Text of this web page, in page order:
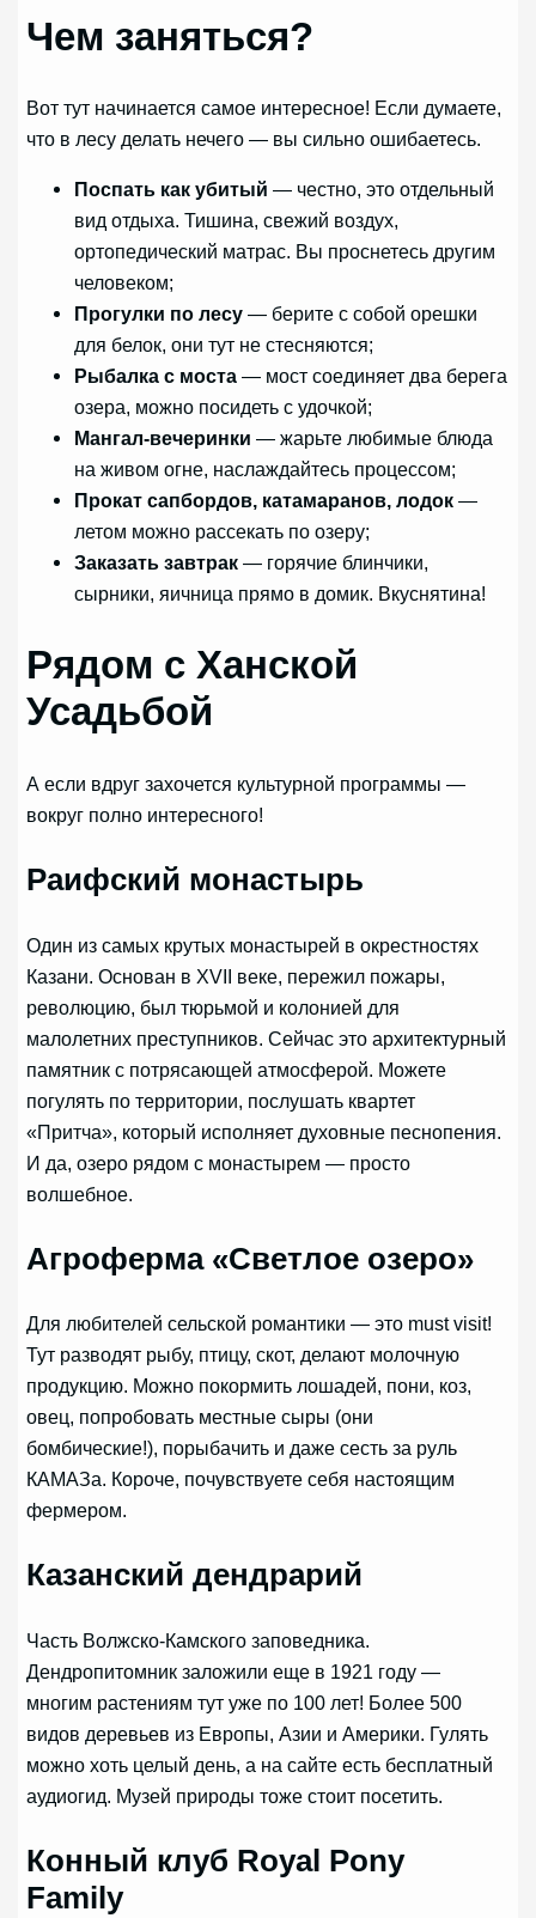
Чем заняться?
Вот тут начинается самое интересное! Если думаете,
что в лесу делать нечего — вы сильно ошибаетесь.
Поспать как убитый — честно, это отдельный
вид отдыха. Тишина, свежий воздух,
ортопедический матрас. Вы проснетесь другим
человеком;
Прогулки по лесу — берите с собой орешки
для белок, они тут не стесняются;
Рыбалка с моста — мост соединяет два берега
озера, можно посидеть с удочкой;
Мангал-вечеринки — жарьте любимые блюда
на живом огне, наслаждайтесь процессом;
Прокат сапбордов, катамаранов, лодок —
летом можно рассекать по озеру;
Заказать завтрак — горячие блинчики,
сырники, яичница прямо в домик. Вкуснятина!
Рядом с Ханской
Усадьбой
А если вдруг захочется культурной программы —
вокруг полно интересного!
Раифский монастырь
Один из самых крутых монастырей в окрестностях
Казани. Основан в XVII веке, пережил пожары,
революцию, был тюрьмой и колонией для
малолетних преступников. Сейчас это архитектурный
памятник с потрясающей атмосферой. Можете
погулять по территории, послушать квартет
«Притча», который исполняет духовные песнопения.
И да, озеро рядом с монастырем — просто
волшебное.
Агроферма «Светлое озеро»
Для любителей сельской романтики — это must visit!
Тут разводят рыбу, птицу, скот, делают молочную
продукцию. Можно покормить лошадей, пони, коз,
овец, попробовать местные сыры (они
бомбические!), порыбачить и даже сесть за руль
КАМАЗа. Короче, почувствуете себя настоящим
фермером.
Казанский дендрарий
Часть Волжско-Камского заповедника.
Дендропитомник заложили еще в 1921 году —
многим растениям тут уже по 100 лет! Более 500
видов деревьев из Европы, Азии и Америки. Гулять
можно хоть целый день, а на сайте есть бесплатный
аудиогид. Музей природы тоже стоит посетить.
Конный клуб Royal Pony
Family